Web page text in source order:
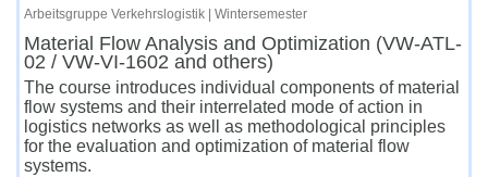
Arbeitsgruppe Verkehrslogistik | Wintersemester
Material Flow Analysis and Optimization (VW-ATL-
02 / VW-VI-1602 and others)
The course introduces individual components of material
flow systems and their interrelated mode of action in
logistics networks as well as methodological principles
for the evaluation and optimization of material flow
systems.